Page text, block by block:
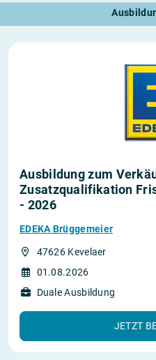
Ausbildung zum
Zusatzqualifikation
- 2026
EDEKA Brüggemeier
47626 Kevelaer
01.08.2026
Duale Ausbildung
JETZT